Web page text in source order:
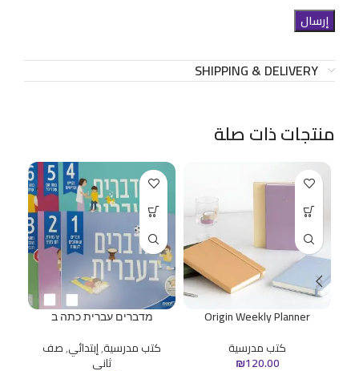
SHIPPING & DELIVERY
منتجات ذات صلة
Origin Weekly Planner
كتب مدرسية
₪120.00
מדברים עברית כתה ב
كتب مدرسية,إبتدائي,صف
ثاني